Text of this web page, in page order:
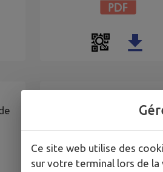
Composition du CCAS
Ce site web utilise des
sur votre terminal lors de la